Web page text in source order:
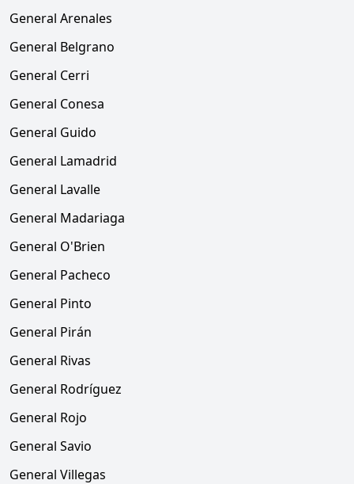
General Arenales
General Belgrano
General Cerri
General Conesa
General Guido
General Lamadrid
General Lavalle
General Madariaga
General O'Brien
General Pacheco
General Pinto
General Pirán
General Rivas
General Rodríguez
General Rojo
General Savio
General Villegas